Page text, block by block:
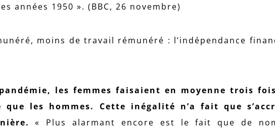
années 1950 ». (BBC, 26 novembre)
moins de travail rémunéré : l’indépendance
les femmes faisaient en moyenne trois
les hommes. Cette inégalité n’a fait que
« Plus alarmant encore est le fait que de